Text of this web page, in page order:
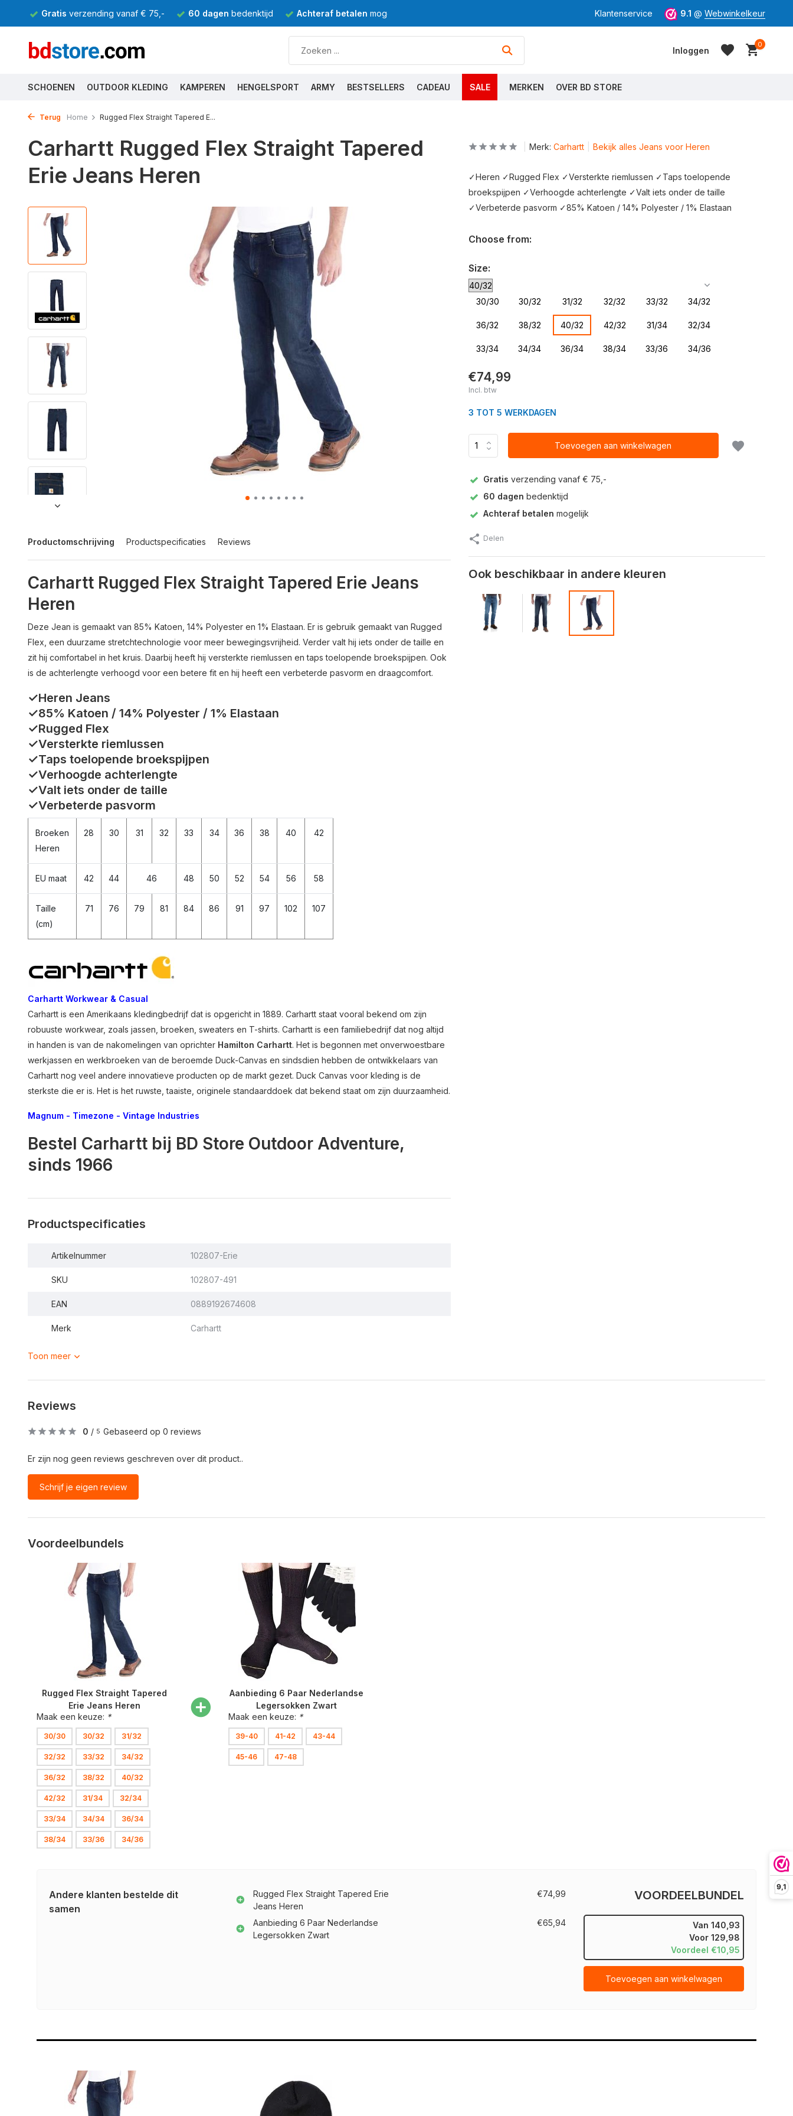
9,1
Gratis verzending vanaf € 75,- 60 dagen bedenktijd Achteraf betalen mogelijk Klantenservice 9.1 @ Webwinkelkeur
Inloggen
0
SCHOENEN OUTDOOR KLEDING KAMPEREN HENGELSPORT ARMY BESTSELLERS CADEAU SALE MERKEN OVER BD STORE
Terug Home Rugged Flex Straight Tapered E...
Carhartt Rugged Flex Straight Tapered
Erie Jeans Heren
Productomschrijving Productspecificaties Reviews
Carhartt Rugged Flex Straight Tapered Erie Jeans
Heren
Deze Jean is gemaakt van 85% Katoen, 14% Polyester en 1% Elastaan. Er is gebruik gemaakt van Rugged
Flex, een duurzame stretchtechnologie voor meer bewegingsvrijheid. Verder valt hij iets onder de taille en
zit hij comfortabel in het kruis. Daarbij heeft hij versterkte riemlussen en taps toelopende broekspijpen. Ook
is de achterlengte verhoogd voor een betere fit en hij heeft een verbeterde pasvorm en draagcomfort.
✓Heren Jeans
✓85% Katoen / 14% Polyester / 1% Elastaan
✓Rugged Flex
✓Versterkte riemlussen
✓Taps toelopende broekspijpen
✓Verhoogde achterlengte
✓Valt iets onder de taille
✓Verbeterde pasvorm
Broeken
Heren
28 30 31 32 33 34 36 38 40 42
EU maat 42 44 46 48 50 52 54 56 58
Taille
(cm)
71 76 79 81 84 86 91 97 102 107
Carhartt Workwear & Casual
Carhartt is een Amerikaans kledingbedrijf dat is opgericht in 1889. Carhartt staat vooral bekend om zijn
robuuste workwear, zoals jassen, broeken, sweaters en T-shirts. Carhartt is een familiebedrijf dat nog altijd
in handen is van de nakomelingen van oprichter Hamilton Carhartt. Het is begonnen met onverwoestbare
werkjassen en werkbroeken van de beroemde Duck-Canvas en sindsdien hebben de ontwikkelaars van
Carhartt nog veel andere innovatieve producten op de markt gezet. Duck Canvas voor kleding is de
sterkste die er is. Het is het ruwste, taaiste, originele standaarddoek dat bekend staat om zijn duurzaamheid.
Magnum - Timezone - Vintage Industries
Bestel Carhartt bij BD Store Outdoor Adventure,
sinds 1966
Productspecificaties
Artikelnummer 102807-Erie
SKU 102807-491
EAN 0889192674608
Merk Carhartt
Toon meer
Merk: Carhartt Bekijk alles Jeans voor Heren
✓Heren ✓Rugged Flex ✓Versterkte riemlussen ✓Taps toelopende
broekspijpen ✓Verhoogde achterlengte ✓Valt iets onder de taille
✓Verbeterde pasvorm ✓85% Katoen / 14% Polyester / 1% Elastaan
Choose from:
Size:
30/30 30/32 31/32 32/32 33/32 34/32
36/32 38/32 40/32 42/32 31/34 32/34
33/34 34/34 36/34 38/34 33/36 34/36
€74,99
Incl. btw
3 TOT 5 WERKDAGEN
Toevoegen aan winkelwagen
Gratis verzending vanaf € 75,-
60 dagen bedenktijd
Achteraf betalen mogelijk
Delen
Ook beschikbaar in andere kleuren
Reviews
0 / 5 Gebaseerd op 0 reviews
Er zijn nog geen reviews geschreven over dit product..
Schrijf je eigen review
Voordeelbundels
Rugged Flex Straight Tapered
Erie Jeans Heren
Maak een keuze: *
30/30 30/32 31/32
32/32 33/32 34/32
36/32 38/32 40/32
42/32 31/34 32/34
33/34 34/34 36/34
38/34 33/36 34/36
Aanbieding 6 Paar Nederlandse
Legersokken Zwart
Maak een keuze: *
39-40 41-42 43-44
45-46 47-48
Andere klanten bestelde dit
samen
Rugged Flex Straight Tapered Erie
Jeans Heren
€74,99
Aanbieding 6 Paar Nederlandse
Legersokken Zwart
€65,94
VOORDEELBUNDEL
Van 140,93
Voor 129,98
Voordeel €10,95
Toevoegen aan winkelwagen